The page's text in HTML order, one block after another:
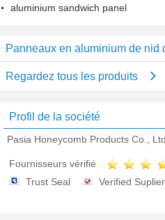
aluminium sandwich panel
Panneaux en aluminium de nid
Regardez tous les produits
Profil de la société
Pasia Honeycomb Products Co., Ltd
Fournisseurs vérifié
Trust Seal
Verified Suplier